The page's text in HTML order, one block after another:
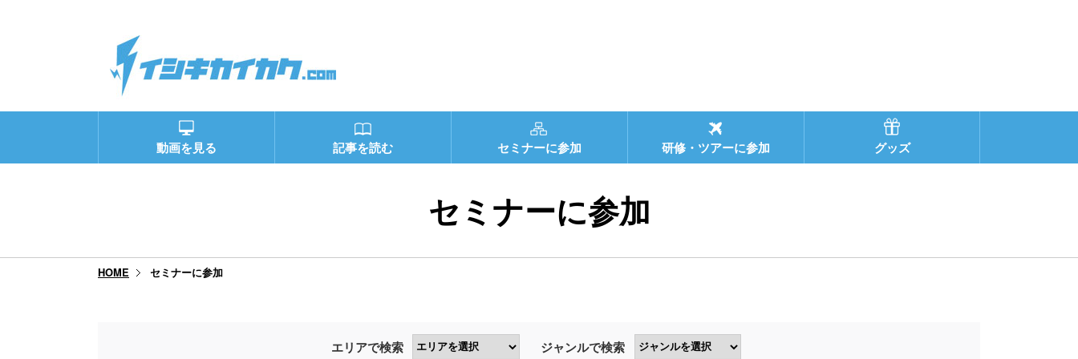
動画を見る 記事を読む セミナーに参加 研修・ツアーに参加 グッズ
セミナーに参加
HOME セミナーに参加
エリアで検索 ジャンルで検索